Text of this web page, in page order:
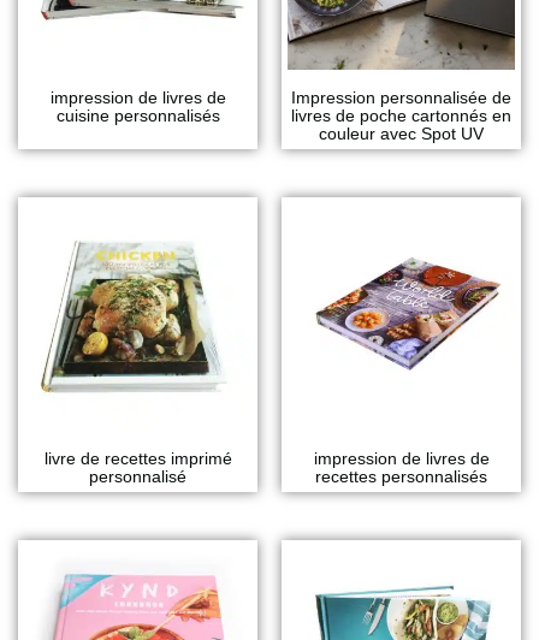
impression de livres de
cuisine personnalisés
Impression personnalisée de
livres de poche cartonnés en
couleur avec Spot UV
livre de recettes imprimé
personnalisé
impression de livres de
recettes personnalisés